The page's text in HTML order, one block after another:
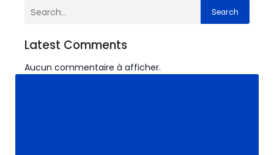
Search
Latest Comments
Aucun commentaire à afficher.